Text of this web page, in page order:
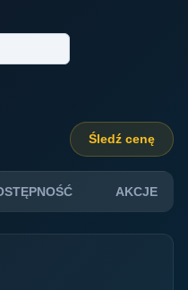
Śledź cenę
AKCJE